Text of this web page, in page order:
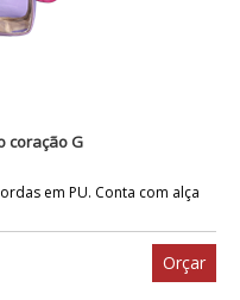
coração G
em PU. Conta com alça
Orçar